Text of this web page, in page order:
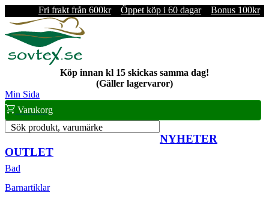
Fri frakt från 600kr Öppet köp i 60 dagar Bonus 100kr
Köp innan kl 15 skickas samma dag!
(Gäller lagervaror)
Min Sida
Varukorg
Sök produkt, varumärke
NYHETER
OUTLET
Bad
Barnartiklar